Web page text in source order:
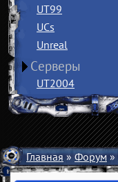
UT99
UCs
Unreal
Серверы
UT2004
Главная»Форум»